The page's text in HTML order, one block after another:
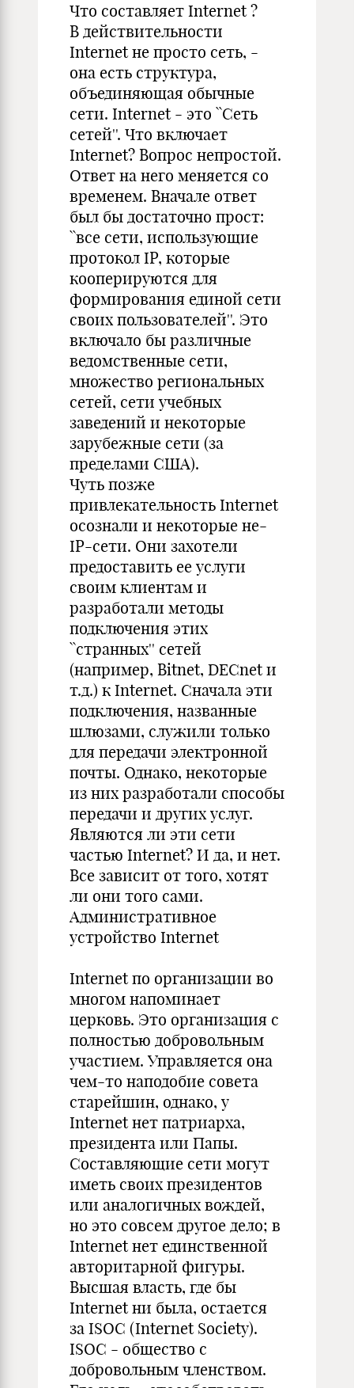
Что составляет Internet ?
В действительности
Internet не просто сеть, -
она есть структура,
объединяющая обычные
сети. Internet - это ``Сеть
сетей''. Что включает
Internet? Вопрос непростой.
Ответ на него меняется со
временем. Вначале ответ
был бы достаточно прост:
``все сети, использующие
протокол IP, которые
кооперируются для
формирования единой сети
своих пользователей''. Это
включало бы различные
ведомственные сети,
множество региональных
сетей, сети учебных
заведений и некоторые
зарубежные сети (за
пределами США).
Чуть позже
привлекательность Internet
осознали и некоторые не-
IP-сети. Они захотели
предоставить ее услуги
своим клиентам и
разработали методы
подключения этих
``странных'' сетей
(например, Bitnet, DECnet и
т.д.) к Internet. Сначала эти
подключения, названные
шлюзами, служили только
для передачи электронной
почты. Однако, некоторые
из них разработали способы
передачи и других услуг.
Являются ли эти сети
частью Internet? И да, и нет.
Все зависит от того, хотят
ли они того сами.
Административное
устройство Internet
Internet по организации во
многом напоминает
церковь. Это организация с
полностью добровольным
участием. Управляется она
чем-то наподобие совета
старейшин, однако, у
Internet нет патриарха,
президента или Папы.
Составляющие сети могут
иметь своих президентов
или аналогичных вождей,
но это совсем другое дело; в
Internet нет единственной
авторитарной фигуры.
Высшая власть, где бы
Internet ни была, остается
за ISOC (Internet Society).
ISOC - общество с
добровольным членством.